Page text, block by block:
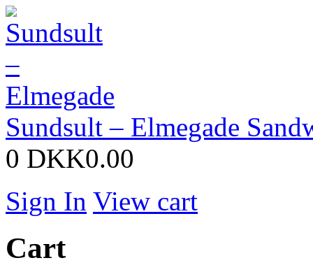
Sundsult – Elmegade
0 DKK0.00
Sign In View cart
Cart